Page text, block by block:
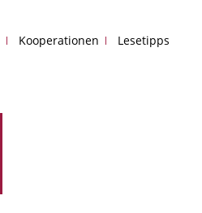
Kooperationen Lesetipps